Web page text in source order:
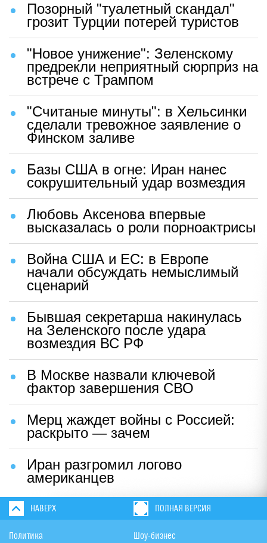
Позорный "туалетный скандал"
грозит Турции потерей туристов
"Новое унижение": Зеленскому
предрекли неприятный сюрприз на
встрече с Трампом
"Считаные минуты": в Хельсинки
сделали тревожное заявление о
Финском заливе
Базы США в огне: Иран нанес
сокрушительный удар возмездия
Любовь Аксенова впервые
высказалась о роли порноактрисы
Война США и ЕС: в Европе
начали обсуждать немыслимый
сценарий
Бывшая секретарша накинулась
на Зеленского после удара
возмездия ВС РФ
В Москве назвали ключевой
фактор завершения СВО
Мерц жаждет войны с Россией:
раскрыто — зачем
Иран разгромил логово
американцев
НАВЕРХ ПОЛНАЯ ВЕРСИЯ
Политика Шоу-бизнес